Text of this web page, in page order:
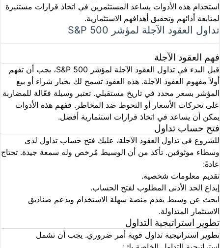
استخدام هذه الأدوات يساعد المستثمرين في اتخاذ قرارات مستنيرة
لمتابعة أدائهم وتحقيق أهدافهم الاستثمارية.
تداول العقود الآجلة لمؤشر S&P 500
فهم العقود الآجلة
قبل البدء في تداول العقود الآجلة لمؤشر S&P 500، يجب أن تفهم
أولاً مفهوم العقود الآجلة. هذه العقود تسمح لك بخيار شراء أو بيع
المؤشر بسعر محدد في تاريخ مستقبلي. تعتبر وسيلة فعّالة للمضاربة
على تحركات الأسعار أو التحوط ضد المخاطر. ففهم هذه الأدوات
يمكن أن يساعد في اتخاذ قرارات استثمارية أفضل.
فتح حساب تداول
للشروع في تداول العقود الآجلة، عليك فتح حساب تداول لدى
وسطاء موثوقين. تأكد من أن الوسيط مُرخص وله سمعة جيدة. تحتاج
عادةً:
تقديم معلومات شخصية.
إيداع الحد الأدنى المطلوب لفتح الحساب.
ابحث عن وسيط يقدم منصة سهلة الاستخدام ويدعم صناديق
الاستثمار المتداولة.
تطوير استراتيجية التداول
تطوير استراتيجية تداول قوية أمر ضروري. يجب أن تشمل